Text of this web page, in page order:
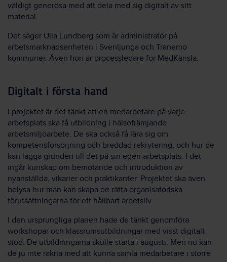
väldigt generösa med att dela med sig digitalt av sitt
material.
Det säger Ulla Lundberg som är administratör på
arbetsmarknadsenheten i Svenljunga och Tranemo
kommuner. Även hon är processledare för MedKänsla.
Digitalt i första hand
I projektet är det tänkt att en medarbetare på varje
arbetsplats ska få utbildning i hälsofrämjande
arbetsmiljöarbete. De ska också få lära sig om
kompetensförsörjning och breddad rekrytering, och hur de
kan lägga grunden till det på sin egen arbetsplats. I det
ingår kunskap om bemötande och introduktion av
nyanställda, vikarier och praktikanter. Projektet ska även
belysa hur man kan skapa de rätta organisatoriska
förutsättningarna för ett hållbart arbetsliv.
I den ursprungliga planen hade de tänkt genomföra
workshopar och klassrumsutbildningar med visst digitalt
stöd. De utbildningarna skulle starta i augusti. Men nu kan
de ju inte räkna med att kunna samla medarbetare i större